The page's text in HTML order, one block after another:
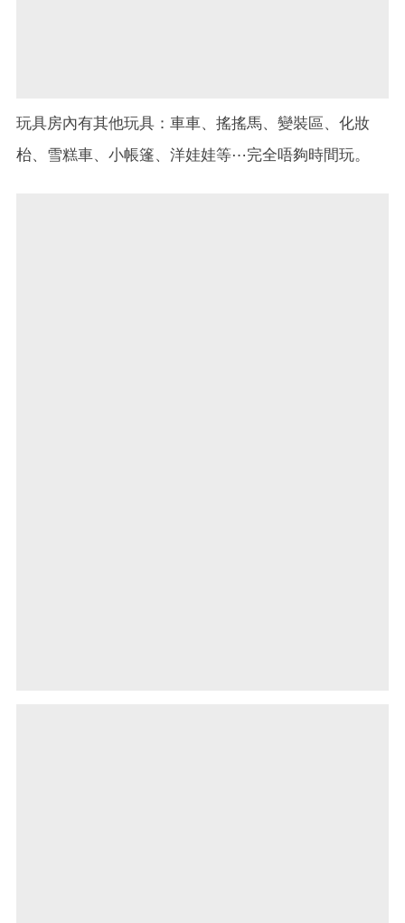
玩具房內有其他玩具：車車、搖搖馬、變裝區、化妝
枱、雪糕車、小帳篷、洋娃娃等⋯完全唔夠時間玩。